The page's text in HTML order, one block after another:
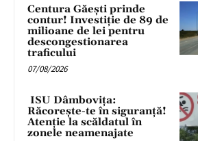
Centura Găești prinde
contur! Investiție de 89 de
milioane de lei pentru
descongestionarea
traficului
07/08/2026
ISU Dâmbovița:
Răcorește-te în siguranță!
Atenție la scăldatul în
zonele neamenajate